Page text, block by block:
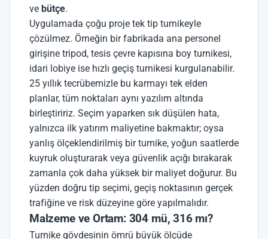
ve bütçe.
Uygulamada çoğu proje tek tip turnikeyle
çözülmez. Örneğin bir fabrikada ana personel
girişine tripod, tesis çevre kapısına boy turnikesi,
idari lobiye ise hızlı geçiş turnikesi kurgulanabilir.
25 yıllık tecrübemizle bu karmayı tek elden
planlar, tüm noktaları aynı yazılım altında
birleştiririz. Seçim yaparken sık düşülen hata,
yalnızca ilk yatırım maliyetine bakmaktır; oysa
yanlış ölçeklendirilmiş bir turnike, yoğun saatlerde
kuyruk oluşturarak veya güvenlik açığı bırakarak
zamanla çok daha yüksek bir maliyet doğurur. Bu
yüzden doğru tip seçimi, geçiş noktasının gerçek
trafiğine ve risk düzeyine göre yapılmalıdır.
Malzeme ve Ortam: 304 mü, 316 mı?
Turnike gövdesinin ömrü büyük ölçüde